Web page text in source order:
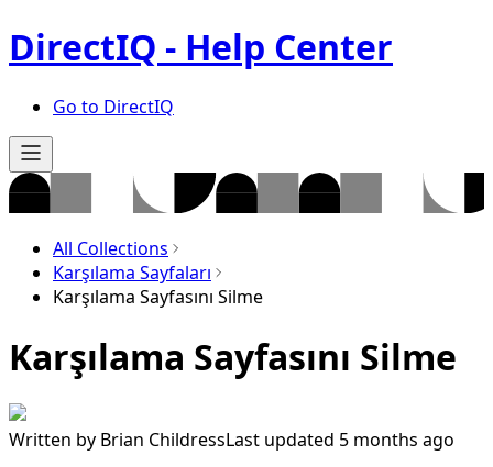
DirectIQ - Help Center
Go to DirectIQ
All Collections
Karşılama Sayfaları
Karşılama Sayfasını Silme
Karşılama Sayfasını Silme
Written by Brian ChildressLast updated 5 months ago